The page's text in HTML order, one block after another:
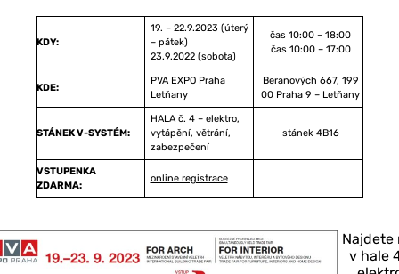
KDY:
19. – 22.9.2023 (úterý
– pátek)
23.9.2022 (sobota)
čas 10:00 – 18:00
čas 10:00 – 17:00
KDE:
PVA EXPO Praha
Letňany
Beranových 667, 199
00 Praha 9 – Letňany
STÁNEK V-SYSTÉM:
HALA č. 4 – elektro,
vytápění, větrání,
zabezpečení
stánek 4B16
VSTUPENKA
ZDARMA:
online registrace
Najdete
v hale